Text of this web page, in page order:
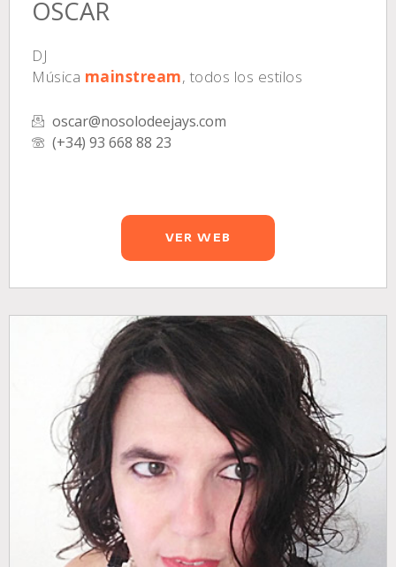
OSCAR
DJ
Música mainstream, todos los estilos
oscar@nosolodeejays.com
(+34) 93 668 88 23
VER WEB